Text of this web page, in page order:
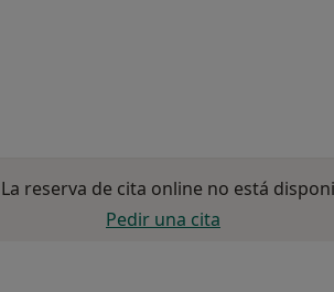
La reserva de cita online no está
Pedir una cita